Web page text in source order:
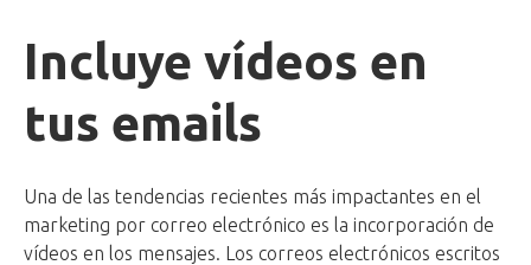
Incluye vídeos en
tus emails
Una de las tendencias recientes más impactantes en el
marketing por correo electrónico es la incorporación de
vídeos en los mensajes. Los correos electrónicos escritos